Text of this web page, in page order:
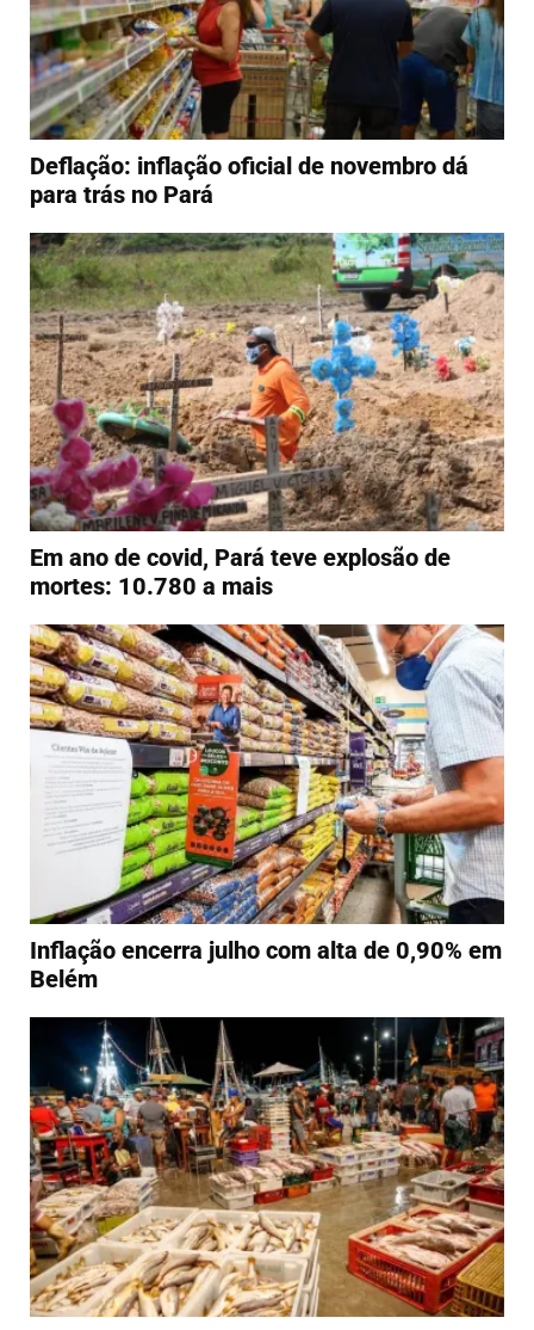
Deflação: inflação oficial de novembro dá
para trás no Pará
Em ano de covid, Pará teve explosão de
mortes: 10.780 a mais
Inflação encerra julho com alta de 0,90% em
Belém